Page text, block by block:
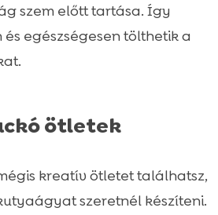
szem előtt tartása. Így
egészségesen tölthetik a
ötletek
kreatív ötletet találhatsz,
szeretnél készíteni.